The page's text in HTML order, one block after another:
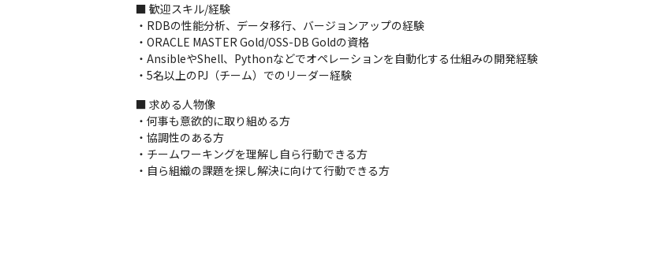
勤務体制はフレックスタイム制を導入。
■ 歓迎スキル/経験
・RDBの性能分析、データ移行、バージョンアップの経験
・ORACLE MASTER Gold/OSS-DB Goldの資格
・AnsibleやShell、Pythonなどでオペレーションを自動化する仕組みの開発経験
・5名以上のPJ（チーム）でのリーダー経験
■ 求める人物像
・何事も意欲的に取り組める方
・協調性のある方
・チームワーキングを理解し自ら行動できる方
・自ら組織の課題を探し解決に向けて行動できる方